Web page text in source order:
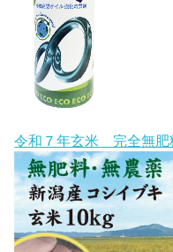
令和７年玄米 完全無